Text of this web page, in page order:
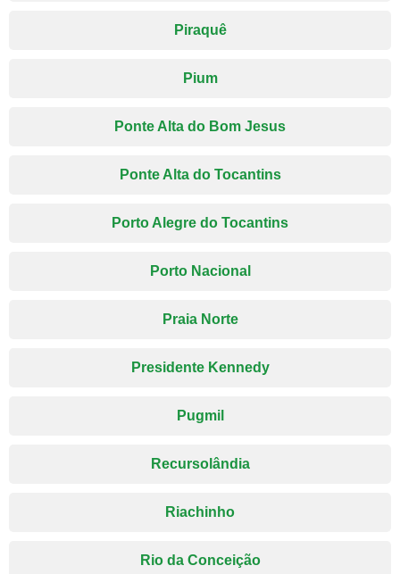
Piraquê
Pium
Ponte Alta do Bom Jesus
Ponte Alta do Tocantins
Porto Alegre do Tocantins
Porto Nacional
Praia Norte
Presidente Kennedy
Pugmil
Recursolândia
Riachinho
Rio da Conceição